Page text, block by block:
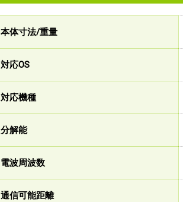
本体寸法/重量
対応OS
対応機種
分解能
電波周波数
通信可能距離